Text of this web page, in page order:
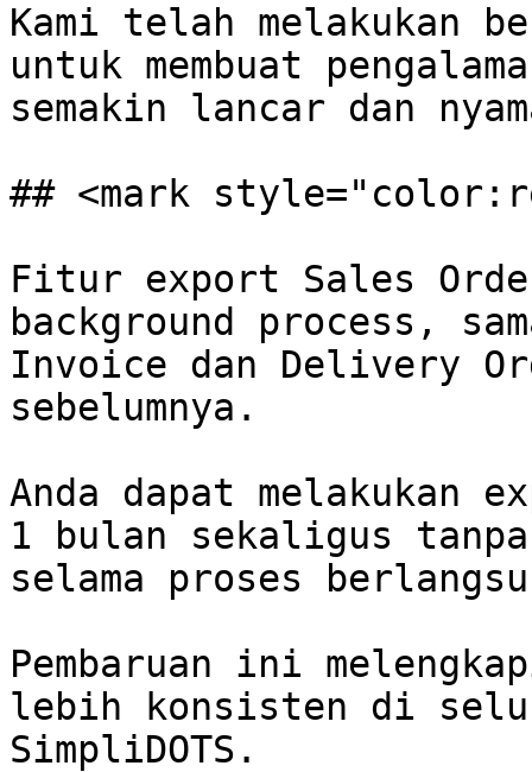
Kami telah melakukan
untuk membuat
semakin lancar dan
## <mark
Fitur export Sales
background process,
Invoice dan Delivery
sebelumnya.
Anda dapat melakukan
1 bulan sekaligus
selama proses
Pembaruan ini
lebih konsisten di
SimpliDOTS.